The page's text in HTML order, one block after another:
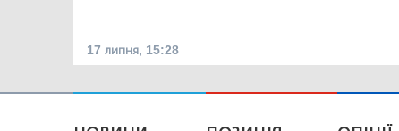
17 липня, 15:28